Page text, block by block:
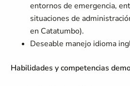
entornos de emergencia,
situaciones de
en Catatumbo).
Deseable manejo idioma
Habilidades y competencias